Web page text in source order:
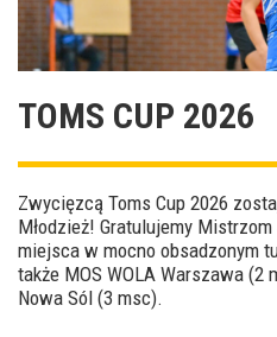
TOMS CUP 2026
Zwycięzcą Toms Cup 2026
Młodzież! Gratulujemy
miejsca w mocno obsadzonym
także MOS WOLA Warszawa (2
Nowa Sól (3 msc).